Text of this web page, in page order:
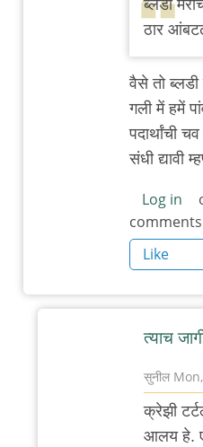
बँग्कॉक
स्ट्रीट
by
सुनील
ब्लडी
ठार
वैसे तो
गली में हमें
पदार्थांची
संधी द्यावी
Log in
comments
Like
त्याच
सुनील
In
reply
क्रेझी
आलय हे.